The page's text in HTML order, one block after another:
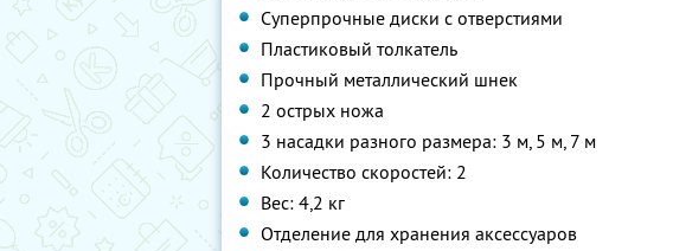
Суперпрочные диски с отверстиями
Пластиковый толкатель
Прочный металлический шнек
2 острых ножа
3 насадки разного размера: 3 м, 5 м, 7 м
Количество скоростей: 2
Вес: 4,2 кг
Отделение для хранения аксессуаров